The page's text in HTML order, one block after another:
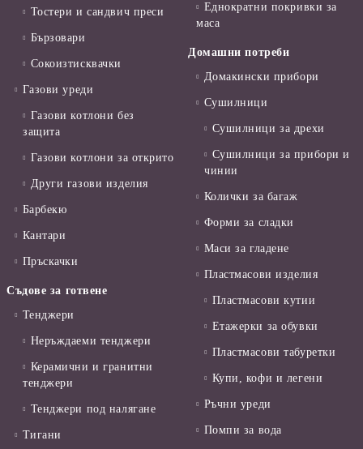
Тостери и сандвич преси
Бързовари
Сокоизтисквачки
Газови уреди
Газови котлони без
защита
Газови котлони за открито
Други газови изделия
Барбекю
Кантари
Пръскачки
Съдове за готвене
Тенджери
Неръждаеми тенджери
Керамични и гранитни
тенджери
Тенджери под налягане
Тигани
Еднократни покривки за
маса
Домашни потреби
Домакински прибори
Сушилници
Сушилници за дрехи
Сушилници за прибори и
чинии
Колички за багаж
Форми за сладки
Маси за гладене
Пластмасови изделия
Пластмасови кутии
Етажерки за обувки
Пластмасови табуретки
Купи, кофи и легени
Ръчни уреди
Помпи за вода